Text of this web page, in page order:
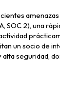
SOC 2), una
un socio de
seguridad,